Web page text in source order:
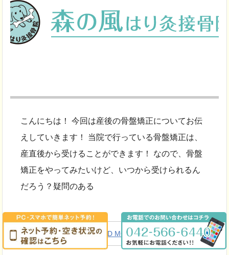
こんにちは！ 今回は産後の骨盤矯正についてお伝
えしていきます！ 当院で行っている骨盤矯正は、
産直後から受けることができます！ なので、骨盤
矯正をやってみたいけど、いつから受けられるん
だろう？疑問のある
READ MORE